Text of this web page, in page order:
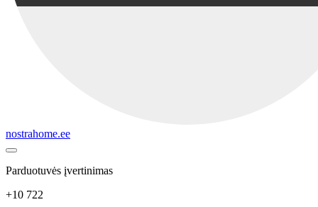
nostrahome.ee
Parduotuvės įvertinimas
+10 722